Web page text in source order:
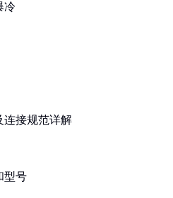
冷
连接规范详解
型号